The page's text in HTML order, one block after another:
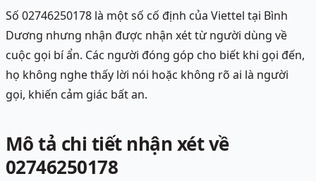
Số 02746250178 là một số cố định của Viettel tại Bình
Dương nhưng nhận được nhận xét từ người dùng về
cuộc gọi bí ẩn. Các người đóng góp cho biết khi gọi đến,
họ không nghe thấy lời nói hoặc không rõ ai là người
gọi, khiến cảm giác bất an.
Mô tả chi tiết nhận xét về
02746250178